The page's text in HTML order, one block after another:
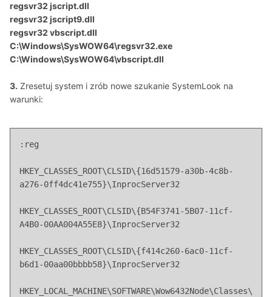
regsvr32 jscript.dll
regsvr32 jscript9.dll
regsvr32 vbscript.dll
C:\Windows\SysWOW64\regsvr32.exe
C:\Windows\SysWOW64\vbscript.dll
3. Zresetuj system i zrób nowe szukanie SystemLook na
warunki:
:reg
HKEY_CLASSES_ROOT\CLSID\{16d51579-a30b-4c8b-
a276-0ff4dc41e755}\InprocServer32
HKEY_CLASSES_ROOT\CLSID\{B54F3741-5B07-11cf-
A4B0-00AA004A55E8}\InprocServer32
HKEY_CLASSES_ROOT\CLSID\{f414c260-6ac0-11cf-
b6d1-00aa00bbbb58}\InprocServer32
HKEY_LOCAL_MACHINE\SOFTWARE\Wow6432Node\Classes\